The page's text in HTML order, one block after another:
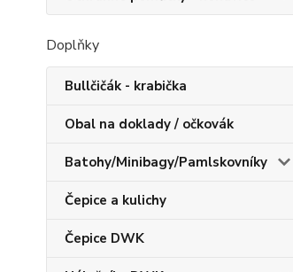
Doplňky
Bullčičák - krabička
Obal na doklady / očkovák
Batohy/Minibagy/Pamlskovníky
Čepice a kulichy
Čepice DWK